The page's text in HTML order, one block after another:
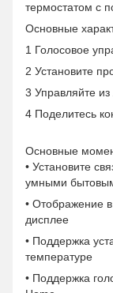
термостатом с
Основные
1 Голосовое
2 Установите
3 Управляйте
4 Поделитесь
Основные
• Установите
умными
• Отображение
дисплее
• Поддержка
температуре
• Поддержка